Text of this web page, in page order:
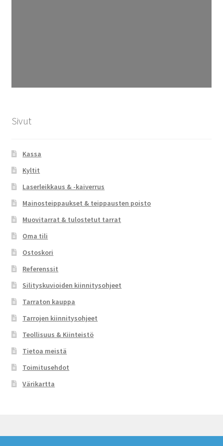
Sivut
Kassa
Kyltit
Laserleikkaus & -kaiverrus
Mainosteippaukset & teippausten poisto
Muovitarrat & tulostetut tarrat
Oma tili
Ostoskori
Referenssit
Silityskuvioiden kiinnitysohjeet
Tarraton kauppa
Tarrojen kiinnitysohjeet
Teollisuus & Kiinteistö
Tietoa meistä
Toimitusehdot
Värikartta